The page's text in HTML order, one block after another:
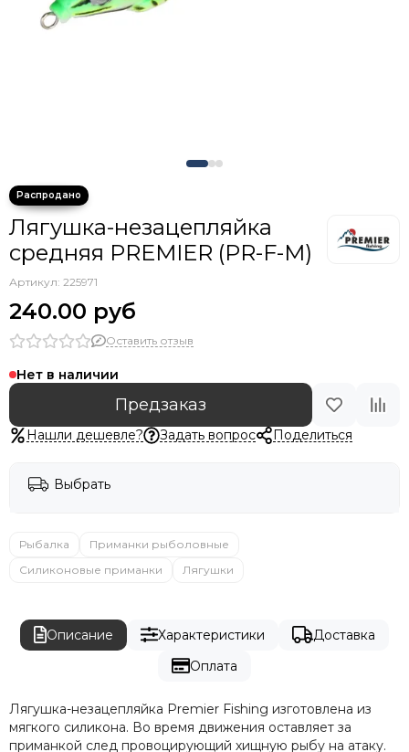
Лягушка-незацепляйка
средняя PREMIER (PR-F-M)
Артикул: 225971
240.00 руб
Оставить отзыв
Нет в наличии
Предзаказ
Нашли дешевле? Задать вопрос Поделиться
Выбрать
Рыбалка
Приманки рыболовные
Силиконовые приманки
Лягушки
Описание Характеристики
Доставка
Оплата
Лягушка-незацепляйка Premier Fishing изготовлена из
мягкого силикона. Во время движения оставляет за
приманкой след провоцирующий хищную рыбу на атаку.